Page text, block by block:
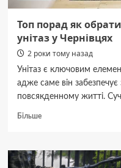
Топ порад як
унітаз у Чернівцях
2 роки тому назад
Унітаз є ключовим
адже саме він забезпечує
повсякденному житті.
БільшеДокладніше
порад
як